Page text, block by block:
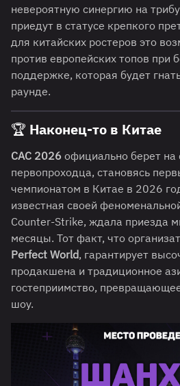
невероятную синергию на
приедут в статусе крепкого
для китайских ростеров это
против европейских топов при
поддержке, которая будет
раунде.
🏆 Наконец-то в Китае
CAC 2026 официально берет на
первопроходца, становясь
чемпионатом в Китае в 2026
известная своей
Counter-Strike, ждала приезда
месяцы. Тот факт, что
Perfect World, гарантирует
продакшена и традиционное
гостеприимство,
шоу.